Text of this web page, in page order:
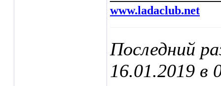
www.ladaclub.net
Последний
16.01.2019 в